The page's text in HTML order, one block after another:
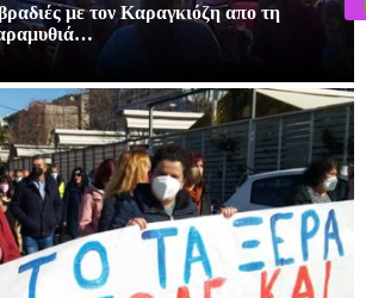
με τον Καραγκιόζη απο τη